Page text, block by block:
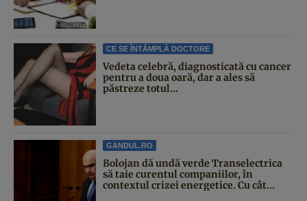
CE SE ÎNTÂMPLĂ DOCTORE
Vedeta celebră, diagnosticată cu cancer
pentru a doua oară, dar a ales să
păstreze totul...
GANDUL.RO
Bolojan dă undă verde Transelectrica
să taie curentul companiilor, în
contextul crizei energetice. Cu cât...